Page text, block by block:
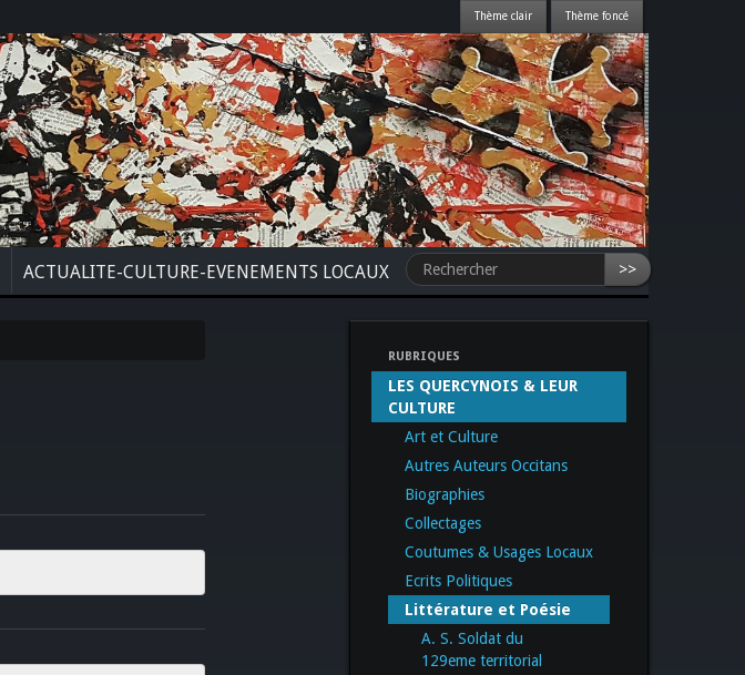
ACTUALITE-CULTURE-EVENEMENTS LOCAUX >>
RUBRIQUES
LES QUERCYNOIS & LEUR
CULTURE
Art et Culture
Autres Auteurs Occitans
Biographies
Collectages
Coutumes & Usages Locaux
Ecrits Politiques
Littérature et Poésie
A. S. Soldat du
129eme territorial